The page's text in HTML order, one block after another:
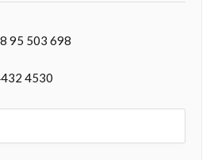
95 503 698
4530